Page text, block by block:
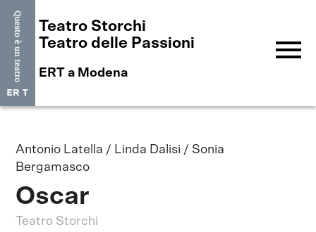
Teatro Storchi
Teatro delle Passioni
ERT a Modena
menu
Antonio Latella / Linda Dalisi / Sonia
Bergamasco
Oscar
Teatro Storchi